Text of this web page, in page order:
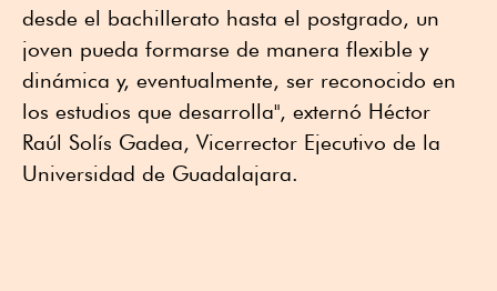
desde el bachillerato hasta el postgrado, un
joven pueda formarse de manera flexible y
dinámica y, eventualmente, ser reconocido en
los estudios que desarrolla", externó Héctor
Raúl Solís Gadea, Vicerrector Ejecutivo de la
Universidad de Guadalajara.